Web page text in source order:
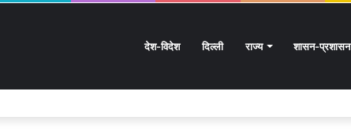
देश-विदेश दिल्ली राज्य शासन-प्रशासन
का महासैलाब!